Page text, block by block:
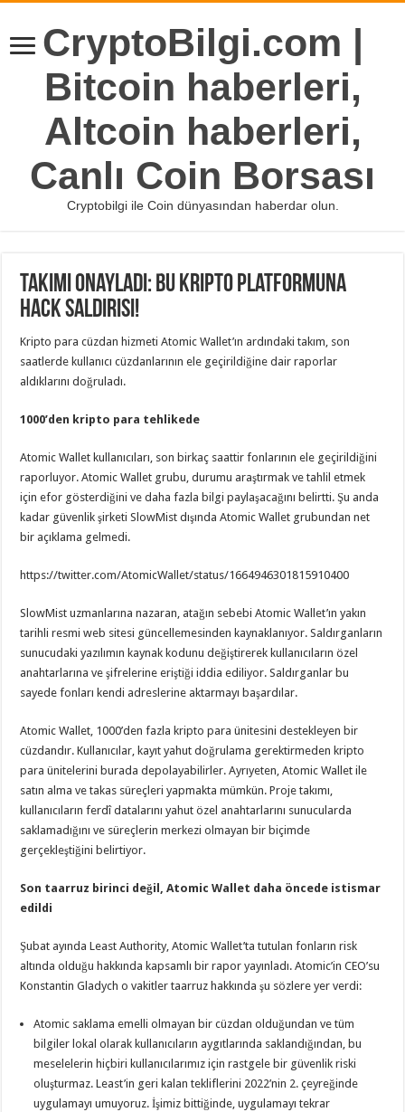
CryptoBilgi.com |
Bitcoin haberleri,
Altcoin haberleri,
Canlı Coin Borsası
Cryptobilgi ile Coin dünyasından haberdar olun.
Takımı Onayladı: Bu Kripto Platformuna
Hack Saldırısı!
Kripto para cüzdan hizmeti Atomic Wallet’ın ardındaki takım, son
saatlerde kullanıcı cüzdanlarının ele geçirildiğine dair raporlar
aldıklarını doğruladı.
1000’den kripto para tehlikede
Atomic Wallet kullanıcıları, son birkaç saattir fonlarının ele geçirildiğini
raporluyor. Atomic Wallet grubu, durumu araştırmak ve tahlil etmek
için efor gösterdiğini ve daha fazla bilgi paylaşacağını belirtti. Şu anda
kadar güvenlik şirketi SlowMist dışında Atomic Wallet grubundan net
bir açıklama gelmedi.
https://twitter.com/AtomicWallet/status/1664946301815910400
SlowMist uzmanlarına nazaran, atağın sebebi Atomic Wallet’ın yakın
tarihli resmi web sitesi güncellemesinden kaynaklanıyor. Saldırganların
sunucudaki yazılımın kaynak kodunu değiştirerek kullanıcıların özel
anahtarlarına ve şifrelerine eriştiği iddia ediliyor. Saldırganlar bu
sayede fonları kendi adreslerine aktarmayı başardılar.
Atomic Wallet, 1000’den fazla kripto para ünitesini destekleyen bir
cüzdandır. Kullanıcılar, kayıt yahut doğrulama gerektirmeden kripto
para ünitelerini burada depolayabilirler. Ayrıyeten, Atomic Wallet ile
satın alma ve takas süreçleri yapmakta mümkün. Proje takımı,
kullanıcıların ferdî datalarını yahut özel anahtarlarını sunucularda
saklamadığını ve süreçlerin merkezi olmayan bir biçimde
gerçekleştiğini belirtiyor.
Son taarruz birinci değil, Atomic Wallet daha öncede istismar
edildi
Şubat ayında Least Authority, Atomic Wallet’ta tutulan fonların risk
altında olduğu hakkında kapsamlı bir rapor yayınladı. Atomic’in CEO’su
Konstantin Gladych o vakitler taarruz hakkında şu sözlere yer verdi:
Atomic saklama emelli olmayan bir cüzdan olduğundan ve tüm
bilgiler lokal olarak kullanıcıların aygıtlarında saklandığından, bu
meselelerin hiçbiri kullanıcılarımız için rastgele bir güvenlik riski
oluşturmaz. Least’in geri kalan tekliflerini 2022’nin 2. çeyreğinde
uygulamayı umuyoruz. İşimiz bittiğinde, uygulamayı tekrar